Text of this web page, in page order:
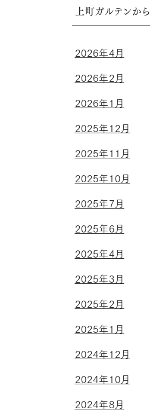
上町ガルテンから
2026年4月
2026年2月
2026年1月
2025年12月
2025年11月
2025年10月
2025年7月
2025年6月
2025年4月
2025年3月
2025年2月
2025年1月
2024年12月
2024年10月
2024年8月